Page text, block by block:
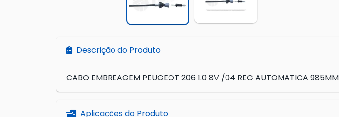
Descrição do Produto
CABO EMBREAGEM PEUGEOT 206 1.0 8V /04 REG AUTOMATICA 985MM
Aplicações do Produto